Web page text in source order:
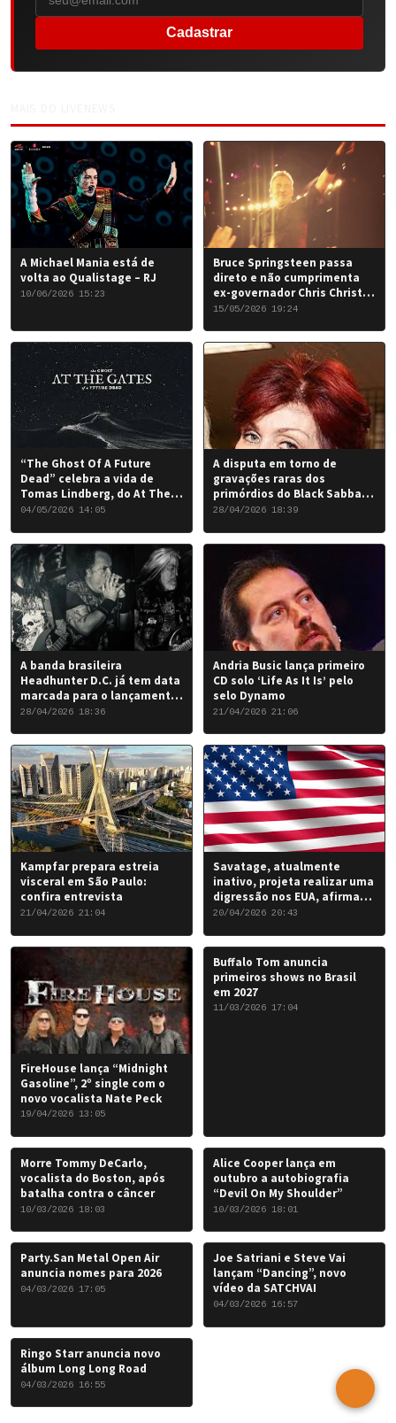
Cadastrar
A Michael Mania está de
volta ao Qualistage – RJ
10/06/2026 15:23
Bruce Springsteen passa
direto e não cumprimenta
ex-governador Chris Christie
em Nova York
15/05/2026 19:24
“The Ghost Of A Future
Dead” celebra a vida de
Tomas Lindberg, do At The
Gates
04/05/2026 14:05
A disputa em torno de
gravações raras dos
primórdios do Black Sabbath
chegou a um desfecho
28/04/2026 18:39
A banda brasileira
Headhunter D.C. já tem data
marcada para o lançamento
do seu novo álbum “Rise of
28/04/2026 18:36
Andria Busic lança primeiro
CD solo ‘Life As It Is’ pelo
selo Dynamo
21/04/2026 21:06
Kampfar prepara estreia
visceral em São Paulo:
confira entrevista
21/04/2026 21:04
Savatage, atualmente
inativo, projeta realizar uma
digressão nos EUA, afirma
Chris Caffery
20/04/2026 20:43
FireHouse lança “Midnight
Gasoline”, 2º single com o
novo vocalista Nate Peck
19/04/2026 13:05
Buffalo Tom anuncia
primeiros shows no Brasil
em 2027
11/03/2026 17:04
Morre Tommy DeCarlo,
vocalista do Boston, após
batalha contra o câncer
10/03/2026 18:03
Alice Cooper lança em
outubro a autobiografia
“Devil On My Shoulder”
10/03/2026 18:01
Party.San Metal Open Air
anuncia nomes para 2026
04/03/2026 17:05
Joe Satriani e Steve Vai
lançam “Dancing”, novo
vídeo da SATCHVAI
04/03/2026 16:57
Ringo Starr anuncia novo
álbum Long Long Road
04/03/2026 16:55